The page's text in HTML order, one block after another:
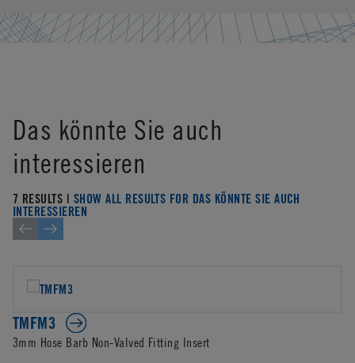
Das könnte Sie auch
interessieren
7 RESULTS | SHOW ALL RESULTS FOR DAS KÖNNTE SIE AUCH
INTERESSIEREN
TMFM3
3mm Hose Barb Non-Valved Fitting Insert